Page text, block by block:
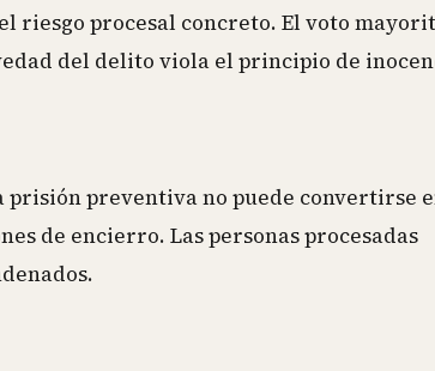
riesgo procesal concreto. El voto
del delito viola el principio de
prisión preventiva no puede convertirse
de encierro. Las personas procesadas